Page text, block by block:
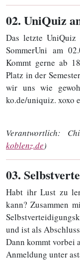
02. UniQuiz
Das letzte UniQuiz
SommerUni am
Kommt gerne ab
Platz in der
wir uns wie
ko.de/uniquiz. xoxo
Verantwortlich:
koblenz.de)
03.
Habt ihr Lust zu
kann? Zusammen
und ist als
Dann kommt vorbei
Anmeldung unter